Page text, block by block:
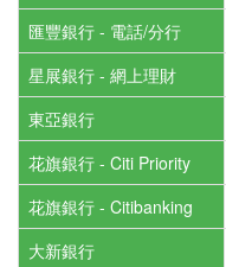
匯豐銀行 - 電話/分行
星展銀行 - 網上理財
東亞銀行
花旗銀行 - Citi Priority
花旗銀行 - Citibanking
大新銀行